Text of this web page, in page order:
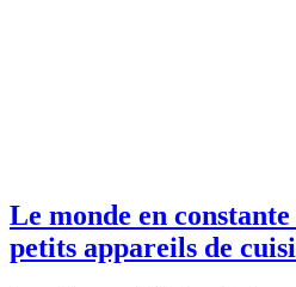
Le monde en
petits appareils de